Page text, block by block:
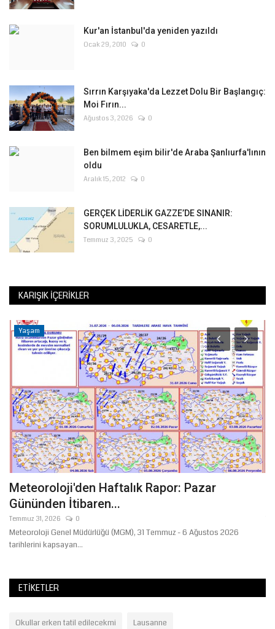
Kur'an İstanbul'da yeniden yazıldı
Ocak 29, 2010 0
Sırrın Karşıyaka'da Lezzet Dolu Bir Başlangıç:
Moi Fırın...
Ağustos 3, 2026 0
Ben bilmem eşim bilir'de Araba Şanlıurfa'lının
oldu
Aralık 15, 2012 0
GERÇEK LİDERLİK GAZZE’DE SINANIR:
SORUMLULUKLA, CESARETLE,...
Temmuz 3, 2025 0
KARIŞIK İÇERIKLER
Yaşam
Meteoroloji'den Haftalık Rapor: Pazar
Gününden İtibaren...
Temmuz 31, 2026 0
Meteoroloji Genel Müdürlüğü (MGM), 31 Temmuz - 6 Ağustos 2026
tarihlerini kapsayan...
ETIKETLER
Okullar erken tatil edilecekmi Lausanne